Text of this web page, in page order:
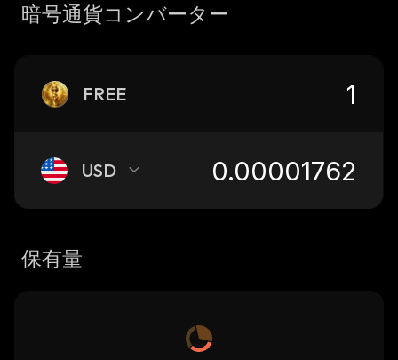
暗号通貨コンバーター
FREE
USD
保有量